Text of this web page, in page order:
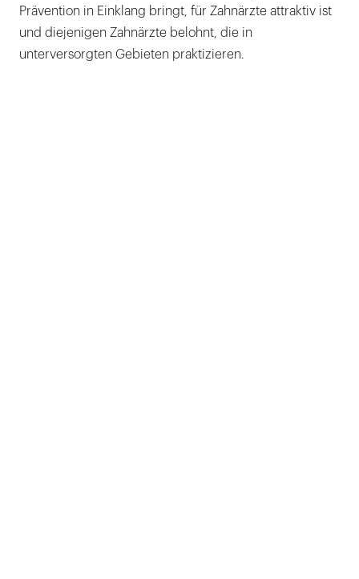
Prävention in Einklang bringt, für Zahnärzte attraktiv ist
und diejenigen Zahnärzte belohnt, die in
unterversorgten Gebieten praktizieren.